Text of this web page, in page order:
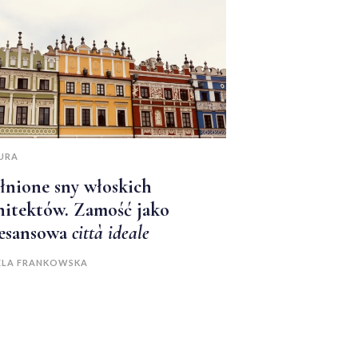
sny włoskich
Zamość jako
città ideale
FRANKOWSKA